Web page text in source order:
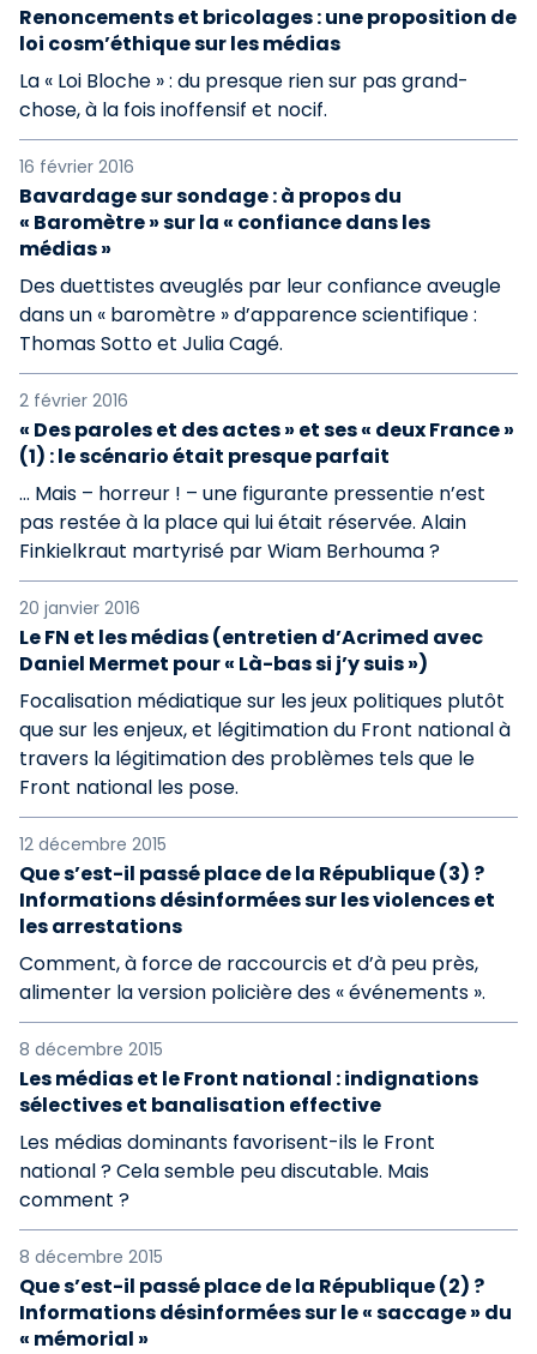
Renoncements et bricolages : une proposition de
loi cosm’éthique sur les médias
La « Loi Bloche » : du presque rien sur pas grand-
chose, à la fois inoffensif et nocif.
16 février 2016
Bavardage sur sondage : à propos du
« Baromètre » sur la « confiance dans les
médias »
Des duettistes aveuglés par leur confiance aveugle
dans un « baromètre » d’apparence scientifique :
Thomas Sotto et Julia Cagé.
2 février 2016
« Des paroles et des actes » et ses « deux France »
(1) : le scénario était presque parfait
… Mais – horreur ! – une figurante pressentie n’est
pas restée à la place qui lui était réservée. Alain
Finkielkraut martyrisé par Wiam Berhouma ?
20 janvier 2016
Le FN et les médias (entretien d’Acrimed avec
Daniel Mermet pour « Là-bas si j’y suis »)
Focalisation médiatique sur les jeux politiques plutôt
que sur les enjeux, et légitimation du Front national à
travers la légitimation des problèmes tels que le
Front national les pose.
12 décembre 2015
Que s’est-il passé place de la République (3) ?
Informations désinformées sur les violences et
les arrestations
Comment, à force de raccourcis et d’à peu près,
alimenter la version policière des « événements ».
8 décembre 2015
Les médias et le Front national : indignations
sélectives et banalisation effective
Les médias dominants favorisent-ils le Front
national ? Cela semble peu discutable. Mais
comment ?
8 décembre 2015
Que s’est-il passé place de la République (2) ?
Informations désinformées sur le « saccage » du
« mémorial »